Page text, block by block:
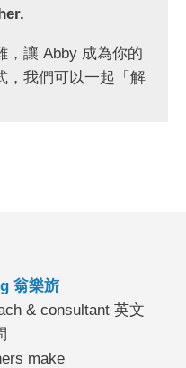
，讓 Abby 成為你的
，我們可以一起「解
翁樂旂
& consultant 英文
make